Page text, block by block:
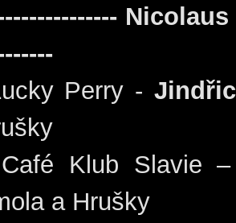
Perry -
Klub Slavie
a Hrušky